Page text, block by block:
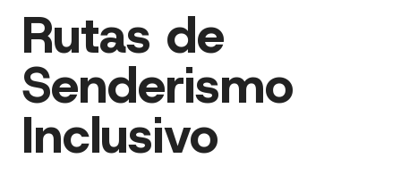
Rutas de
Senderismo
Inclusivo